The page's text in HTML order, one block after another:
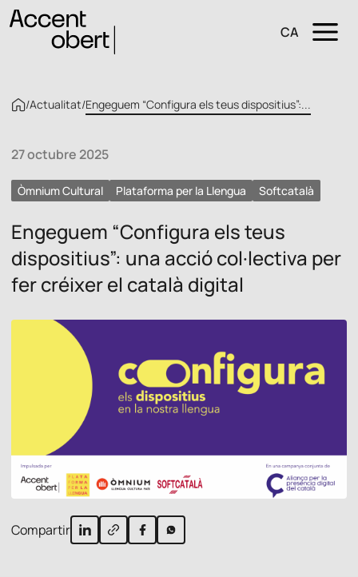
CA
/Actualitat/Engeguem “Configura els teus dispositius”:...
27 octubre 2025
Òmnium Cultural Plataforma per la Llengua Softcatalà
Engeguem “Configura els teus
dispositius”: una acció col·lectiva per
fer créixer el català digital
Compartir